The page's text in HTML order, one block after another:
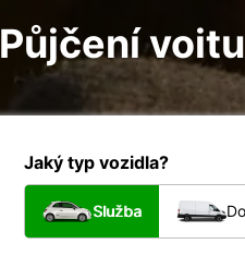
Půjčení
Jaký typ vozidla?
Služba